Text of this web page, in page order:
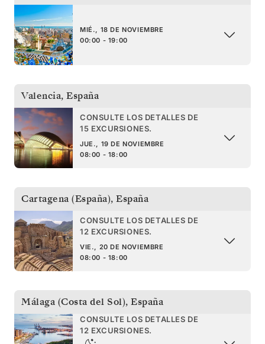
MIÉ., 18 DE NOVIEMBRE
00:00 - 19:00
Valencia, España
CONSULTE LOS DETALLES DE
15 EXCURSIONES.
JUE., 19 DE NOVIEMBRE
08:00 - 18:00
Cartagena (España), España
CONSULTE LOS DETALLES DE
12 EXCURSIONES.
VIE., 20 DE NOVIEMBRE
08:00 - 18:00
Málaga (Costa del Sol), España
CONSULTE LOS DETALLES DE
12 EXCURSIONES.